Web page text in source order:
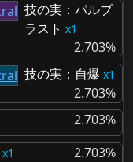
技の実：パルブ
ラスト
1
2.703%
技の実：自爆
1
2.703%
2.703%
1
2.703%